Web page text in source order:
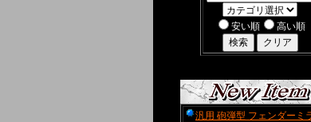
安い順 高い順
汎用 砲弾型 フェンダーミ